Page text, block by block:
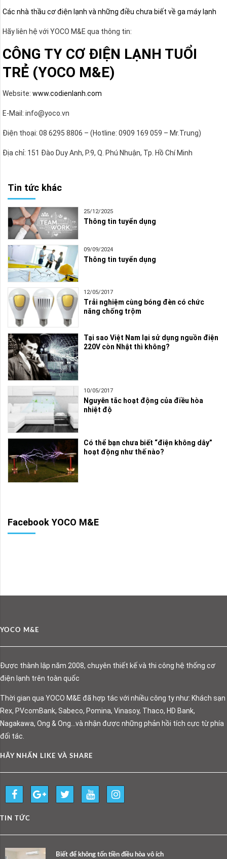
Các nhà thầu cơ điện lạnh và những điều chưa biết về ga máy lạnh
Hãy liên hệ với YOCO M&E qua thông tin:
CÔNG TY CƠ ĐIỆN LẠNH TUỔI
TRẺ (YOCO M&E)
Website: www.codienlanh.com
E-Mail: info@yoco.vn
Điện thoại: 08 6295 8806 – (Hotline: 0909 169 059 – Mr.Trung)
Địa chỉ: 151 Đào Duy Anh, P.9, Q. Phú Nhuận, Tp. Hồ Chí Minh
Tin tức khác
25/12/2025
Thông tin tuyển dụng
09/09/2024
Thông tin tuyển dụng
12/05/2017
Trải nghiệm cùng bóng đèn có chức
năng chống trộm
Tại sao Việt Nam lại sử dụng nguồn điện
220V còn Nhật thì không?
10/05/2017
Nguyên tắc hoạt động của điều hòa
nhiệt độ
Có thể bạn chưa biết “điện không dây”
hoạt động như thế nào?
Facebook YOCO M&E
YOCO M&E
Được thành lập năm 2008, chuyên thiết kế và thi công hệ thống cơ
điện lạnh trên toàn quốc
Thời gian qua YOCO M&E đã hợp tác với nhiều công ty như: Khách sạn
Rex, PVcomBank, Sabeco, Pomina, Vinasoy, Thaco, HD Bank,
Nagakawa, Ong & Ong…và nhận được những phản hồi tích cực từ phía
đối tác.
HÃY NHẤN LIKE VÀ SHARE
TIN TỨC
Biết để không tốn tiền điều hòa vô ích